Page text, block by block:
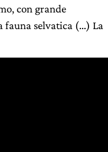
con grande
fauna selvatica (…) La